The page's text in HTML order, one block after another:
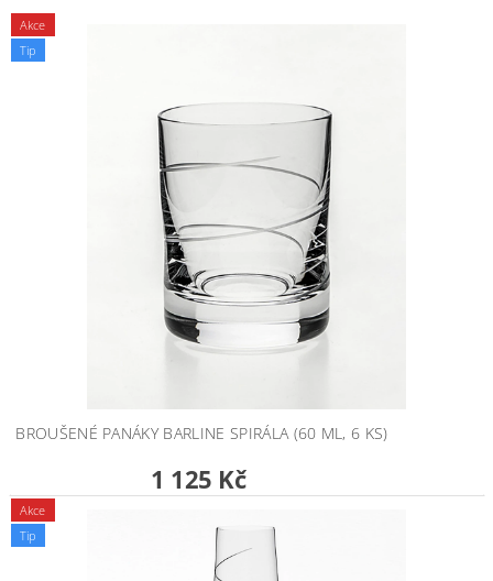
Akce
Tip
BROUŠENÉ PANÁKY BARLINE SPIRÁLA (60 ML, 6 KS)
1 125 Kč
Akce
Tip